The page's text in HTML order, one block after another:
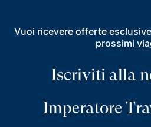
Vuoi ricevere offerte
prossimi
Iscriviti alla
Imperatore